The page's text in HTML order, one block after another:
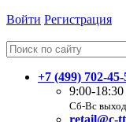
Войти Регистрация
+7 (499) 702-45-
9:00-18:30
Сб-Вс
retail@c-